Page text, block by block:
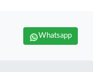
Whatsapp